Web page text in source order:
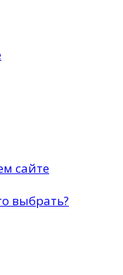
сайте
выбрать?